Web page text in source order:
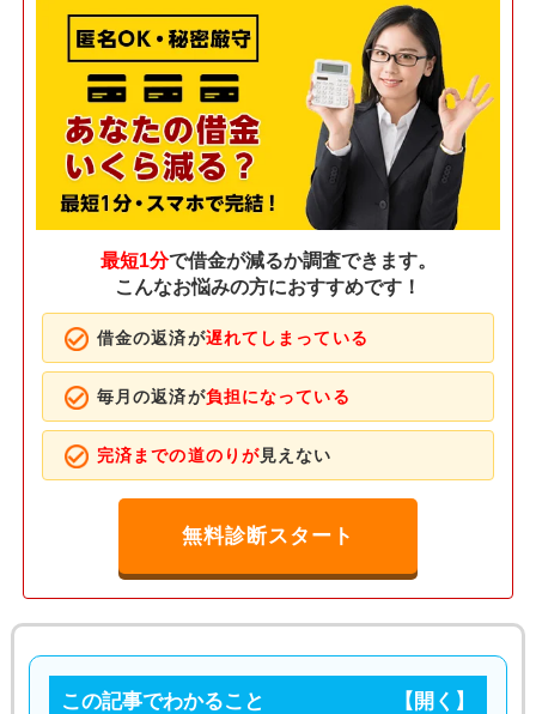
最短1分で借金が減るか調査できます。
こんなお悩みの方におすすめです！
借金の返済が遅れてしまっている
毎月の返済が負担になっている
完済までの道のりが見えない
無料診断スタート
この記事でわかること